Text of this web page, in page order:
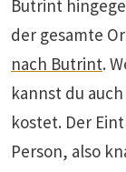
Butrint
der gesamte
nach Butrint.
kannst du
kostet. Der
Person, also